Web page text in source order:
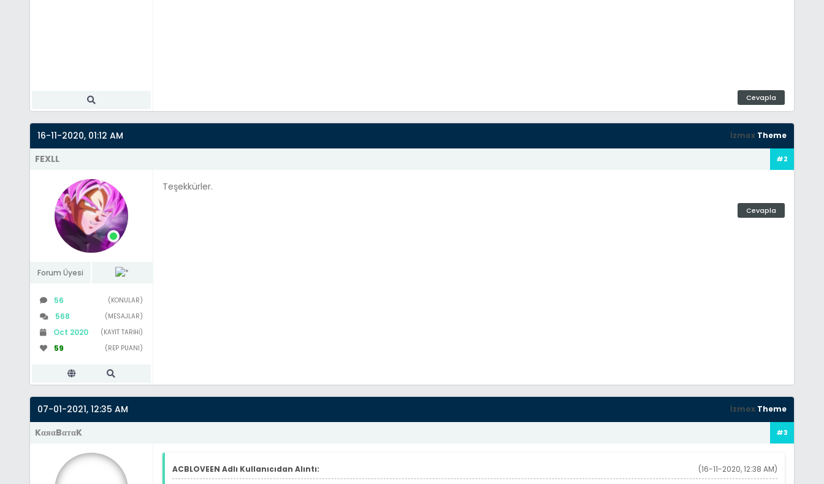
Cevapla
16-11-2020, 01:12 AM İzmox Theme
FEXLL
Forum Üyesi
56 (KONULAR)
568 (MESAJLAR)
Oct 2020 (KAYIT TARIHI)
59 (REP PUANI)
#2
Teşekkürler.
Cevapla
07-01-2021, 12:35 AM İzmox Theme
KαяαBαтαK #3
(16-11-2020, 12:38 AM)
ACBLOVEEN Adlı Kullanıcıdan Alıntı: